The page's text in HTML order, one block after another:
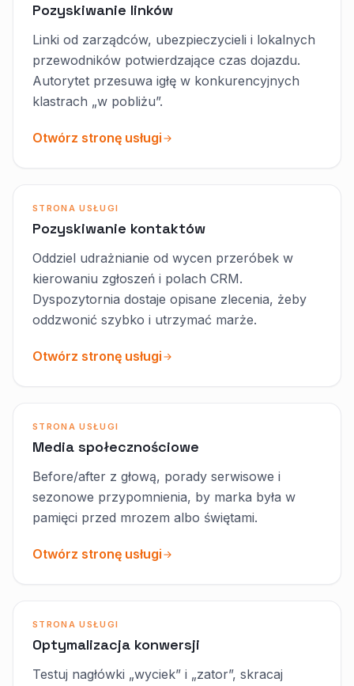
Pozyskiwanie linków
Linki od zarządców, ubezpieczycieli i lokalnych
przewodników potwierdzające czas dojazdu.
Autorytet przesuwa igłę w konkurencyjnych
klastrach „w pobliżu”.
Otwórz stronę usługi
STRONA USŁUGI
Pozyskiwanie kontaktów
Oddziel udrażnianie od wycen przeróbek w
kierowaniu zgłoszeń i polach CRM.
Dyspozytornia dostaje opisane zlecenia, żeby
oddzwonić szybko i utrzymać marże.
Otwórz stronę usługi
STRONA USŁUGI
Media społecznościowe
Before/after z głową, porady serwisowe i
sezonowe przypomnienia, by marka była w
pamięci przed mrozem albo świętami.
Otwórz stronę usługi
STRONA USŁUGI
Optymalizacja konwersji
Testuj nagłówki „wyciek” i „zator”, skracaj